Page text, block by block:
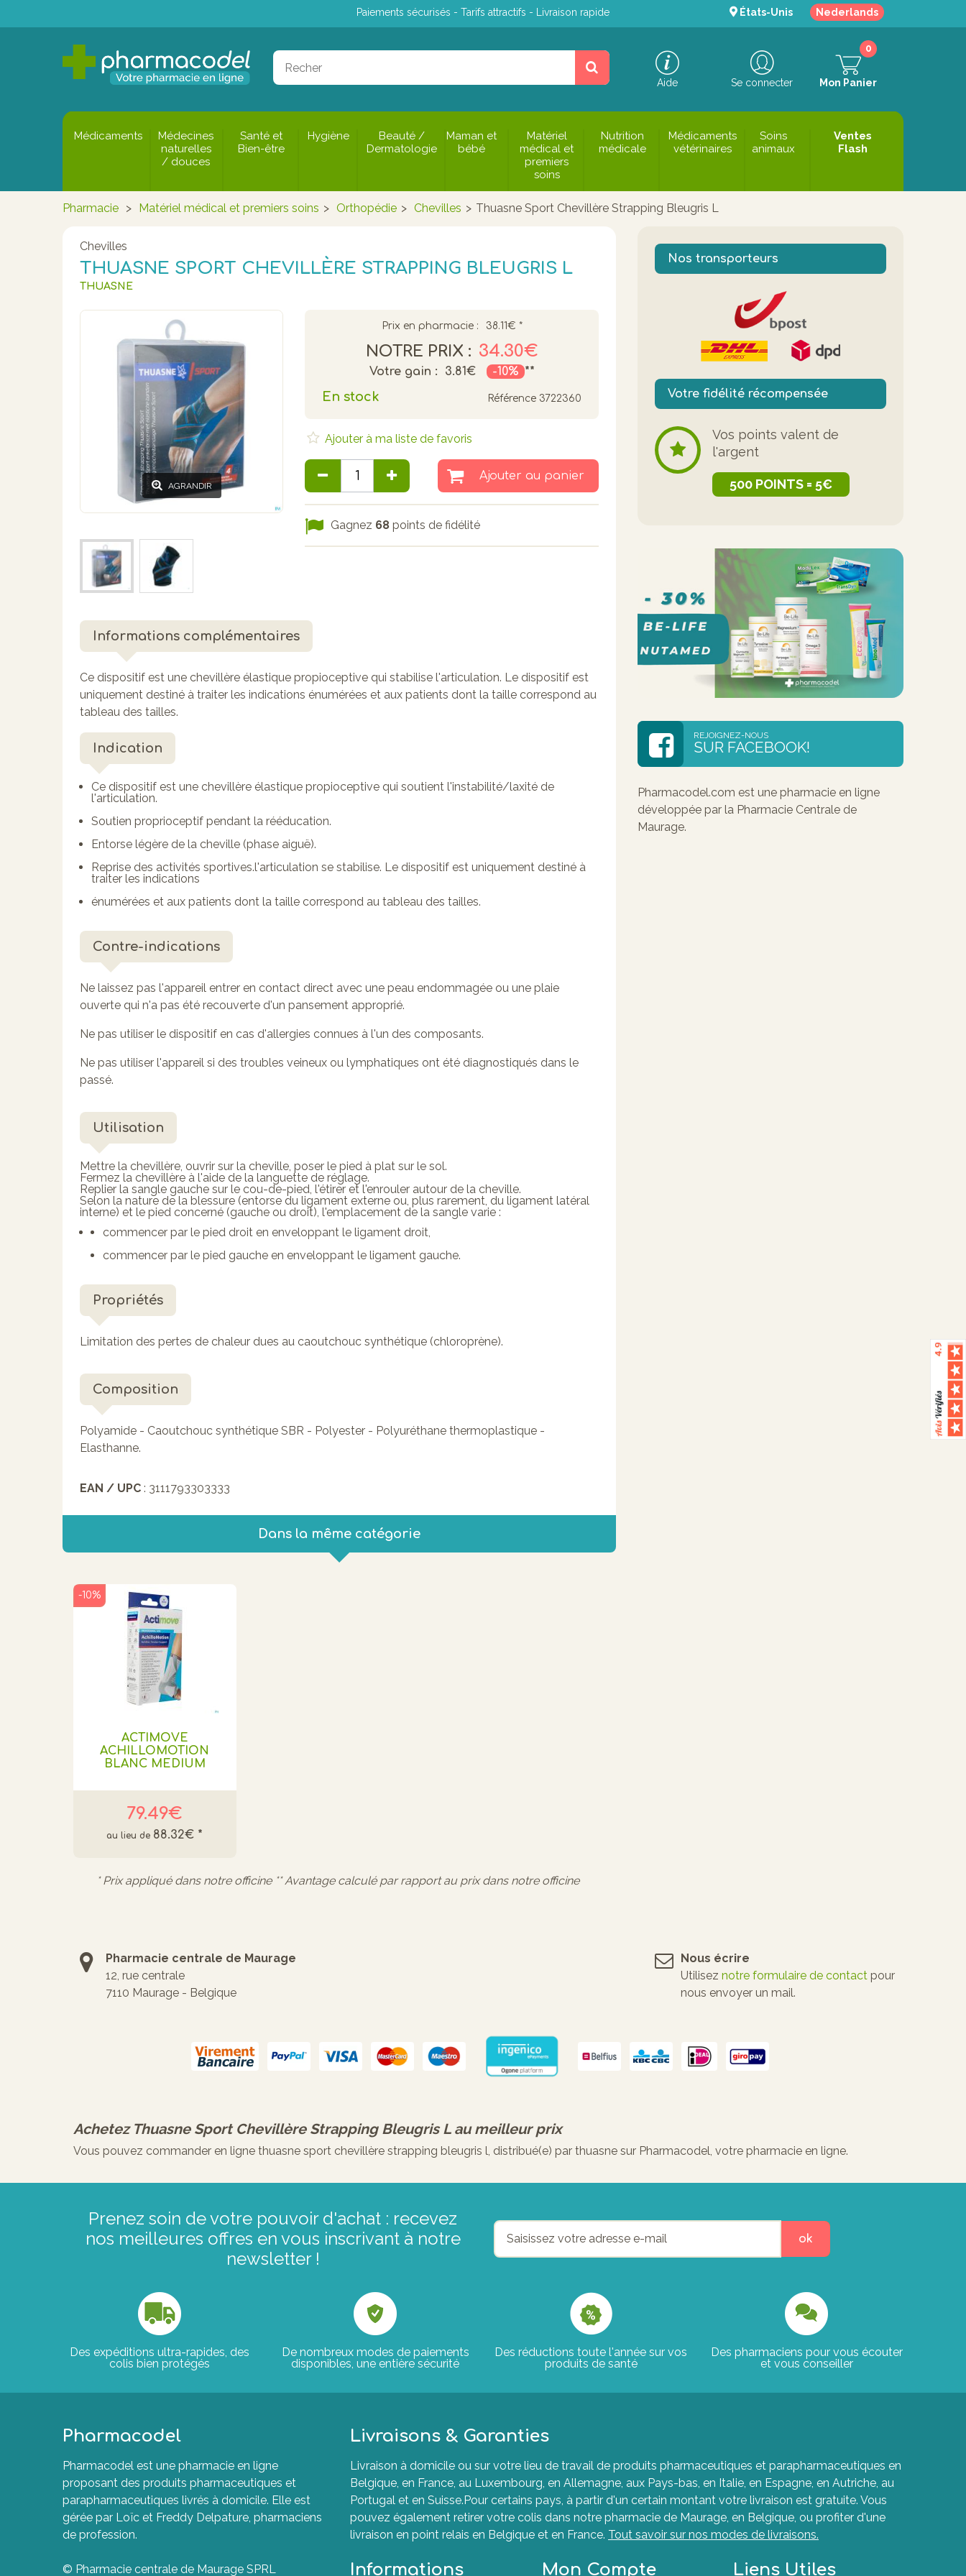
Paiements sécurisés - Tarifs attractifs - Livraison rapide États-Unis Nederlands
Aide Se connecter Mon Panier
0
Médicaments
Médecines
naturelles
/ douces
Santé et
Bien-être
Hygiène
Beauté /
Dermatologie
Maman et
bébé
Matériel
médical et
premiers
soins
Nutrition
médicale
Médicaments
vétérinaires
Soins
animaux
Ventes
Flash
Pharmacie > Matériel médical et premiers soins > Orthopédie > Chevilles > Thuasne Sport Chevillère Strapping Bleugris L
Chevilles
THUASNE SPORT CHEVILLÈRE STRAPPING BLEUGRIS L
THUASNE
AGRANDIR
Prix en pharmacie : 38.11€ *
NOTRE PRIX : 34.30€
Votre gain : 3.81€ -10% **
En stock Référence 3722360
Ajouter à ma liste de favoris
Ajouter au panier
Gagnez 68 points de fidélité
Informations complémentaires
Ce dispositif est une chevillère élastique propioceptive qui stabilise l'articulation. Le dispositif est
uniquement destiné à traiter les indications énumérées et aux patients dont la taille correspond au
tableau des tailles.
Indication
Ce dispositif est une chevillère élastique propioceptive qui soutient l'instabilité/laxité de
l'articulation.
Soutien proprioceptif pendant la rééducation.
Entorse légère de la cheville (phase aiguë).
Reprise des activités sportives.l'articulation se stabilise. Le dispositif est uniquement destiné à
traiter les indications
énumérées et aux patients dont la taille correspond au tableau des tailles.
Contre-indications
Ne laissez pas l'appareil entrer en contact direct avec une peau endommagée ou une plaie
ouverte qui n'a pas été recouverte d'un pansement approprié.
Ne pas utiliser le dispositif en cas d'allergies connues à l'un des composants.
Ne pas utiliser l'appareil si des troubles veineux ou lymphatiques ont été diagnostiqués dans le
passé.
Utilisation
Mettre la chevillère, ouvrir sur la cheville, poser le pied à plat sur le sol.
Fermez la chevillère à l'aide de la languette de réglage.
Replier la sangle gauche sur le cou-de-pied, l'étirer et l'enrouler autour de la cheville.
Selon la nature de la blessure (entorse du ligament externe ou, plus rarement, du ligament latéral
interne) et le pied concerné (gauche ou droit), l'emplacement de la sangle varie :
commencer par le pied droit en enveloppant le ligament droit,
commencer par le pied gauche en enveloppant le ligament gauche.
Propriétés
Limitation des pertes de chaleur dues au caoutchouc synthétique (chloroprène).
Composition
Polyamide - Caoutchouc synthétique SBR - Polyester - Polyuréthane thermoplastique -
Elasthanne.
EAN / UPC : 3111793303333
Dans la même catégorie
ACTIMOVE
ACHILLOMOTION
BLANC MEDIUM
79.49€
-10%
88.32€ *
* Prix appliqué dans notre officine ** Avantage calculé par rapport au prix dans notre officine
Nos transporteurs
Votre fidélité récompensée
Vos points valent de
l'argent
500 POINTS = 5€
REJOIGNEZ-NOUS
SUR FACEBOOK!
Pharmacodel.com est une pharmacie en ligne
développée par la Pharmacie Centrale de
Maurage.
Pharmacie centrale de Maurage
12, rue centrale
7110 Maurage - Belgique
Nous écrire
Utilisez notre formulaire de contact pour
nous envoyer un mail.
Achetez Thuasne Sport Chevillère Strapping Bleugris Lau meilleur prix
Vous pouvez commander en ligne thuasne sport chevillère strapping bleugris l, distribué(e) par thuasne sur Pharmacodel, votre pharmacie en ligne.
Prenez soin de votre pouvoir d'achat : recevez
nos meilleures offres en vous inscrivant à notre
newsletter !
ok
Des expéditions ultra-rapides, des
colis bien protégés
De nombreux modes de paiements
disponibles, une entière sécurité
Des réductions toute l'année sur vos
produits de santé
Des pharmaciens pour vous écouter
et vous conseiller
Pharmacodel
Pharmacodel est une pharmacie en ligne
proposant des produits pharmaceutiques et
parapharmaceutiques livrés à domicile. Elle est
gérée par Loïc et Freddy Delpature, pharmaciens
de profession.
© Pharmacie centrale de Maurage SPRL
Livraisons & Garanties
Livraison à domicile ou sur votre lieu de travail de produits pharmaceutiques et parapharmaceutiques en
Belgique, en France, au Luxembourg, en Allemagne, aux Pays-bas, en Italie, en Espagne, en Autriche, au
Portugal et en Suisse.Pour certains pays, à partir d'un certain montant votre livraison est gratuite. Vous
pouvez également retirer votre colis dans notre pharmacie de Maurage, en Belgique, ou profiter d'une
livraison en point relais en Belgique et en France. Tout savoir sur nos modes de livraisons.
Informations Mon Compte Liens Utiles